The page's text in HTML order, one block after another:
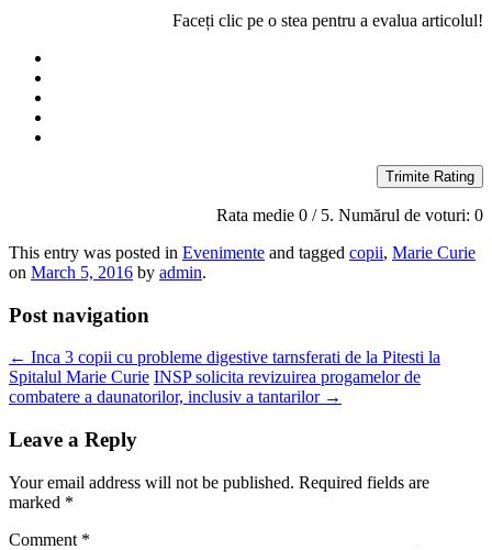
Faceți clic pe o stea pentru a evalua articolul!
Trimite Rating
Rata medie 0 / 5. Numărul de voturi: 0
This entry was posted in Evenimente and tagged copii, Marie Curie
on March 5, 2016 by admin.
Post navigation
← Inca 3 copii cu probleme digestive tarnsferati de la Pitesti la
Spitalul Marie Curie INSP solicita revizuirea progamelor de
combatere a daunatorilor, inclusiv a tantarilor →
Leave a Reply
Your email address will not be published. Required fields are
marked *
Comment *